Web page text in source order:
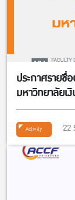
ประกาศรายชื่
มหาวิทยาลัยเ
จำนวน 1 อัต
เศรษฐศาสตร์
Activity 22